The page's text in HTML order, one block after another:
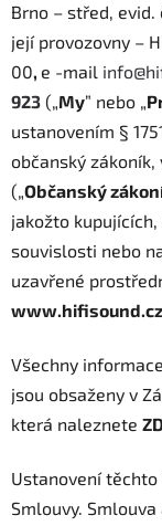
Brno – střed,
její provozovny –
00, e -mail
923 („My” nebo „
ustanovením §
občanský
(„Občanský
jakožto
souvislosti nebo
uzavřené
www.hifisound.cz
Všechny
jsou obsaženy v
která naleznete
Ustanovení
Smlouvy.